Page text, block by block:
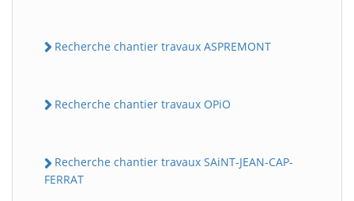
Recherche chantier travaux ASPREMONT
Recherche chantier travaux OPiO
Recherche chantier travaux SAiNT-JEAN-CAP-
FERRAT